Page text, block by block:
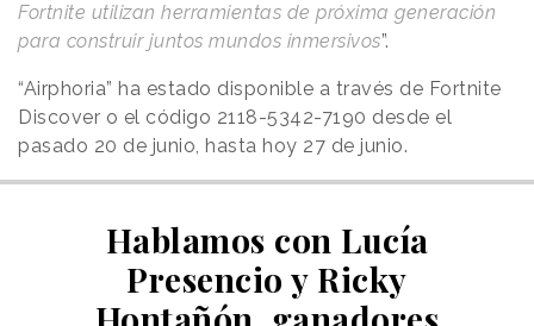
Fortnite utilizan herramientas de próxima generación
para construir juntos mundos inmersivos”.
“Airphoria” ha estado disponible a través de Fortnite
Discover o el código 2118-5342-7190 desde el
pasado 20 de junio, hasta hoy 27 de junio.
Hablamos con Lucía
Presencio y Ricky